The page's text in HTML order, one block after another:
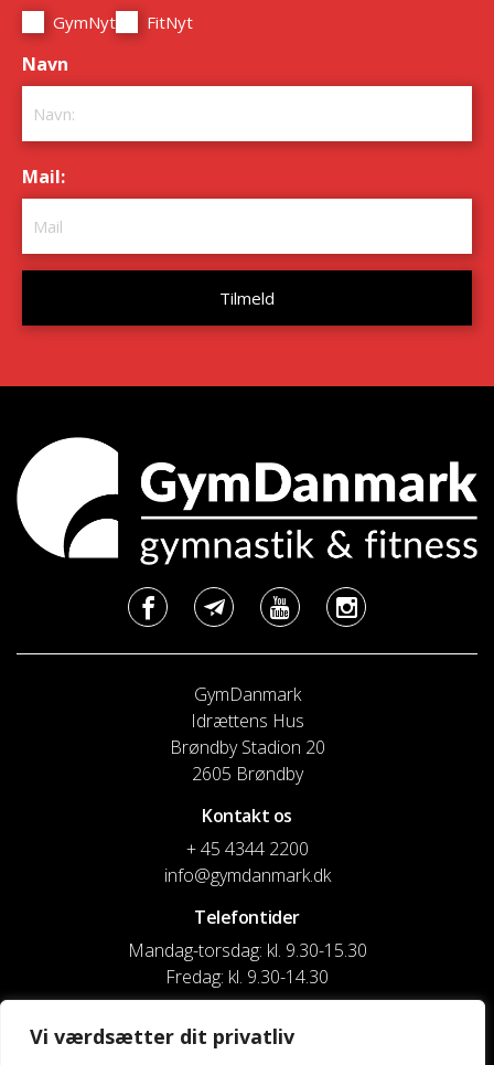
Vi værdsætter dit privatliv
GymNyt FitNyt
Navn
Mail:
GymDanmark
Idrættens Hus
Brøndby Stadion 20
2605 Brøndby
Kontakt os
+ 45 4344 2200
info@gymdanmark.dk
Telefontider
Mandag-torsdag: kl. 9.30-15.30
Fredag: kl. 9.30-14.30
CVR nr. 20916818
Reg. & Kontonr.: 4180 3119119022